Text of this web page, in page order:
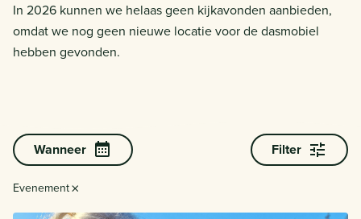
In 2026 kunnen we helaas geen kijkavonden aanbieden,
omdat we nog geen nieuwe locatie voor de dasmobiel
hebben gevonden.
Wanneer Filter
Evenement×